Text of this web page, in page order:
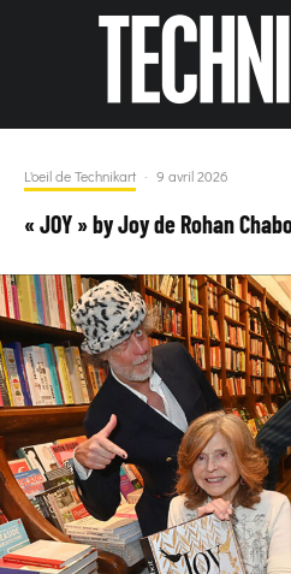
L'oeil de Technikart · 9 avril 2026
« JOY » by Joy de Rohan